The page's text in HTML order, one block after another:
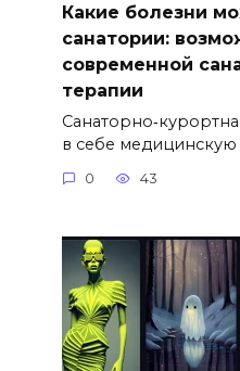
Какие болезни
санатории:
современной
терапии
в себе медицинскую
0 43